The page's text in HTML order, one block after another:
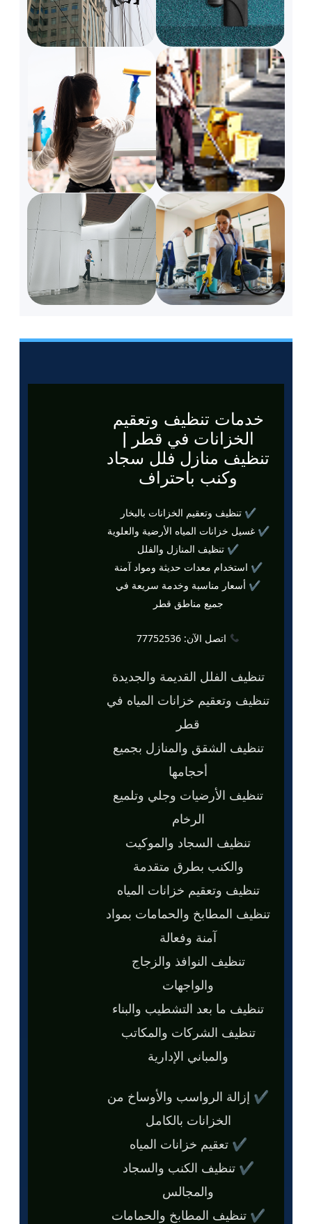
خدمات تنظيف وتعقيم
الخزانات في قطر |
تنظيف منازل فلل سجاد
وكنب باحتراف
✔ تنظيف وتعقيم الخزانات بالبخار
✔ غسيل خزانات المياه الأرضية والعلوية
✔ تنظيف المنازل والفلل
✔ استخدام معدات حديثة ومواد آمنة
✔ أسعار مناسبة وخدمة سريعة في
جميع مناطق قطر
اتصل الآن: 77752536
تنظيف الفلل القديمة والجديدة
تنظيف وتعقيم خزانات المياه في
قطر
تنظيف الشقق والمنازل بجميع
أحجامها
تنظيف الأرضيات وجلي وتلميع
الرخام
تنظيف السجاد والموكيت
والكنب بطرق متقدمة
تنظيف وتعقيم خزانات المياه
تنظيف المطابخ والحمامات بمواد
آمنة وفعالة
تنظيف النوافذ والزجاج
والواجهات
تنظيف ما بعد التشطيب والبناء
تنظيف الشركات والمكاتب
والمباني الإدارية
✔ إزالة الرواسب والأوساخ من
الخزانات بالكامل
✔ تعقيم خزانات المياه
✔ تنظيف الكنب والسجاد
والمجالس
✔ تنظيف المطابخ والحمامات